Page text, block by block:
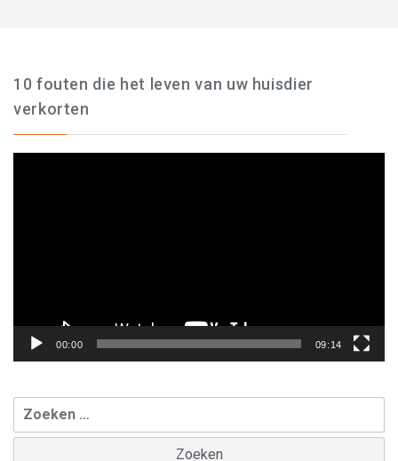
10 fouten die het leven van uw huisdier
verkorten
00:00 09:14
Zoeken
naar: